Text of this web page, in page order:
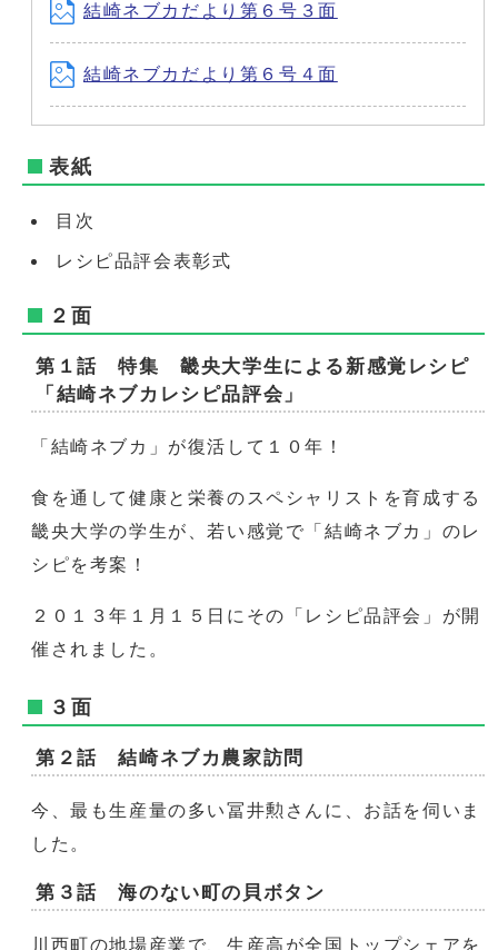
結崎ネブカだより第６号３面
結崎ネブカだより第６号４面
表紙
目次
レシピ品評会表彰式
２面
第１話 特集 畿央大学生による新感覚レシピ
「結崎ネブカレシピ品評会」
「結崎ネブカ」が復活して１０年！
食を通して健康と栄養のスペシャリストを育成する
畿央大学の学生が、若い感覚で「結崎ネブカ」のレ
シピを考案！
２０１３年１月１５日にその「レシピ品評会」が開
催されました。
３面
第２話 結崎ネブカ農家訪問
今、最も生産量の多い冨井勲さんに、お話を伺いま
した。
第３話 海のない町の貝ボタン
川西町の地場産業で、生産高が全国トップシェアを